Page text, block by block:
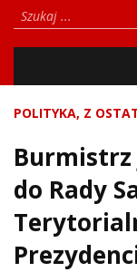
POLITYKA, Z
Burmistrz
do Rady